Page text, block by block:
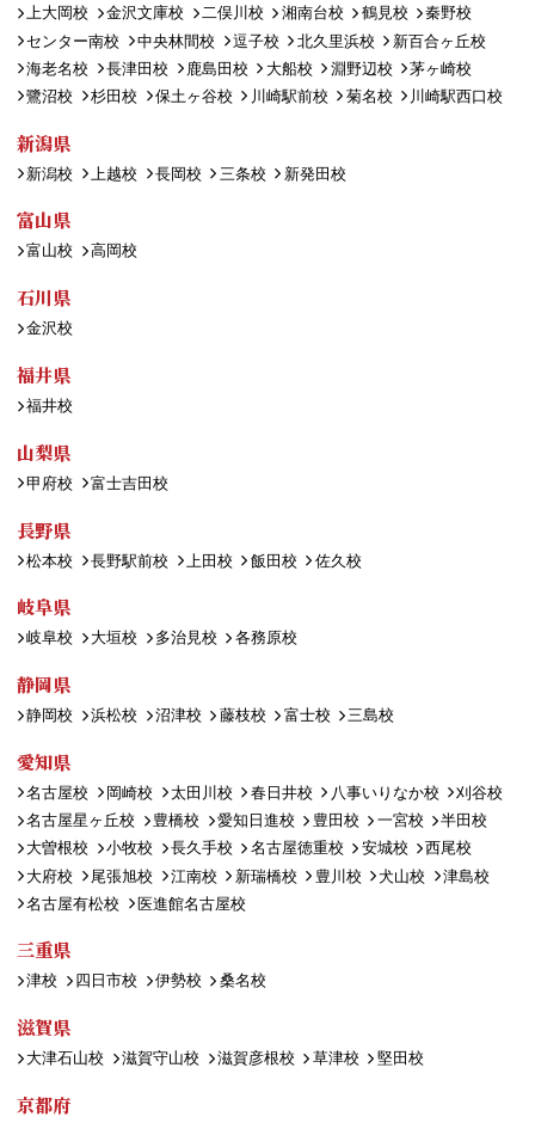
上大岡校
金沢文庫校 二俣川校 湘南台校 鶴見校
秦野校
センター南校
中央林間校 逗子校 北久里浜校
新百合ヶ丘校
海老名校
長津田校 鹿島田校 大船校 淵野辺校
茅ヶ崎校
鷺沼校
杉田校 保土ヶ谷校 川崎駅前校 菊名校 川崎駅西口校
新潟県
新潟校 上越校 長岡校 三条校 新発田校
富山県
富山校 高岡校
石川県
金沢校
福井県
福井校
山梨県
甲府校 富士吉田校
長野県
松本校 長野駅前校 上田校 飯田校 佐久校
岐阜県
岐阜校 大垣校 多治見校 各務原校
静岡県
静岡校 浜松校 沼津校 藤枝校 富士校 三島校
愛知県
名古屋校 岡崎校 太田川校 春日井校 八事いりなか校
刈谷校
名古屋星ヶ丘校
豊橋校 愛知日進校 豊田校 一宮校
半田校
大曽根校
小牧校 長久手校 名古屋徳重校 安城校
西尾校
大府校
尾張旭校 江南校 新瑞橋校 豊川校 犬山校
津島校
名古屋有松校
医進館名古屋校
三重県
津校 四日市校 伊勢校 桑名校
滋賀県
大津石山校 滋賀守山校 滋賀彦根校 草津校 堅田校
京都府